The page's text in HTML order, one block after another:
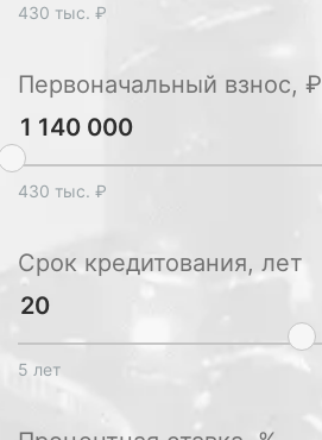
430 тыс. ₽
Первоначальный взнос, ₽
430 тыс. ₽
Срок кредитования, лет
5 лет